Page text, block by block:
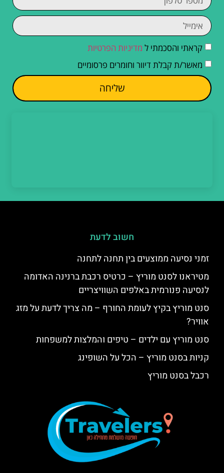
קראתי והסכמתי ל מדיניות הפרטיות
מאשר/ת קבלת דיוור וחומרים פרסומיים
שליחה
חשוב לדעת
זמני נסיעה ממוצעים בין תחנה לתחנה
מטיראנו לסנט מוריץ – כרטיס רכבת ברנינה האדומה
לנסיעה פנורמית באלפים השוויצריים
סנט מוריץ בקיץ לעומת החורף – מה צריך לדעת על מזג
אוויר?
סנט מוריץ עם ילדים – טיפים והמלצות למשפחות
קניות בסנט מוריץ – הכל על השופינג
רכבל בסנט מוריץ